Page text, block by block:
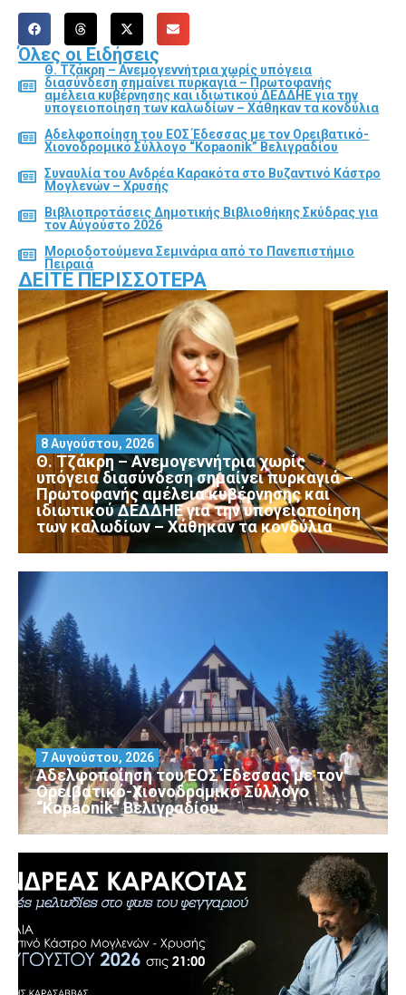
Όλες οι Ειδήσεις
Θ. Τζάκρη – Ανεμογεννήτρια χωρίς υπόγεια
διασύνδεση σημαίνει πυρκαγιά – Πρωτοφανής
αμέλεια κυβέρνησης και ιδιωτικού ΔΕΔΔΗΕ για την
υπογειοποίηση των καλωδίων – Χάθηκαν τα κονδύλια
Αδελφοποίηση του ΕΟΣ Έδεσσας με τον Ορειβατικό-
Χιονοδρομικό Σύλλογο “Kopaonik” Βελιγραδίου
Συναυλία του Ανδρέα Καρακότα στο Βυζαντινό Κάστρο
Μογλενών – Χρυσής
Βιβλιοπροτάσεις Δημοτικής Βιβλιοθήκης Σκύδρας για
τον Αύγούστο 2026
Μοριοδοτούμενα Σεμινάρια από το Πανεπιστήμιο
Πειραιά
ΔΕΊΤΕ ΠΕΡΙΣΣΌΤΕΡΑ
Θ. Τζάκρη – Ανεμογεννήτρια χωρίς
υπόγεια διασύνδεση σημαίνει πυρκαγιά –
Πρωτοφανής αμέλεια κυβέρνησης και
ιδιωτικού ΔΕΔΔΗΕ για την υπογειοποίηση
των καλωδίων – Χάθηκαν τα κονδύλια
8 Αυγούστου, 2026
Αδελφοποίηση του ΕΟΣ Έδεσσας με τον
Ορειβατικό-Χιονοδρομικό Σύλλογο
“Kopaonik” Βελιγραδίου
7 Αυγούστου, 2026